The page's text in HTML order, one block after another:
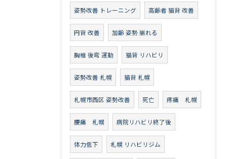
姿勢改善 トレーニング 高齢者 猫背 改善
円背 改善 加齢 姿勢 崩れる
胸椎 後弯 運動 猫背 リハビリ
姿勢改善 札幌 猫背 札幌
札幌市西区 姿勢改善 死亡 疼痛 札幌
腰痛 札幌 病院リハビリ終了後
体力低下 札幌 リハビリジム